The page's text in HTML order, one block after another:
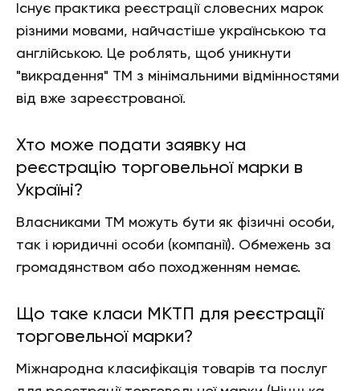
Існує практика реєстрації словесних марок
різними мовами, найчастіше українською та
англійською. Це роблять, щоб уникнути
"викрадення" ТМ з мінімальними відмінностями
від вже зареєстрованої.
Хто може подати заявку на
реєстрацію торговельної марки в
Україні?
Власниками ТМ можуть бути як фізичні особи,
так і юридичні особи (компанії). Обмежень за
громадянством або походженням немає.
Що таке класи МКТП для реєстрації
торговельної марки?
Міжнародна класифікація товарів та послуг